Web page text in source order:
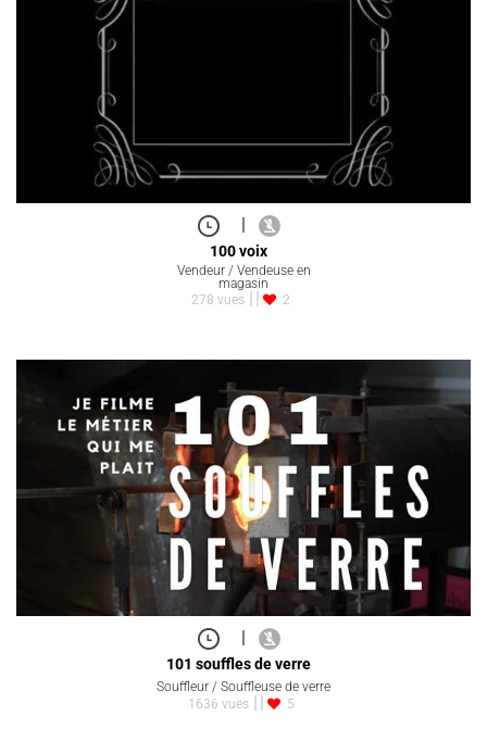
100 voix
Vendeur / Vendeuse en
magasin
278 vues
2
|
101 souffles de verre
Souffleur / Souffleuse de verre
1636 vues
5